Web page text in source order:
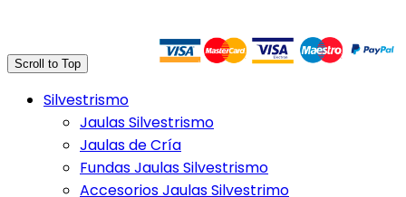
Scroll to Top
Silvestrismo
Jaulas Silvestrismo
Jaulas de Cría
Fundas Jaulas Silvestrismo
Accesorios Jaulas Silvestrimo